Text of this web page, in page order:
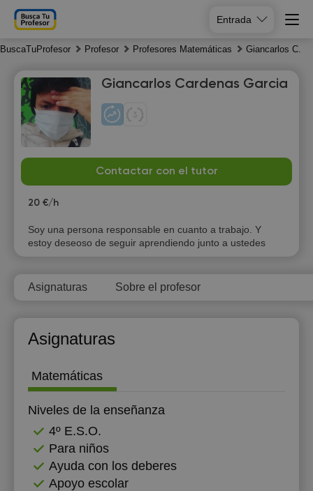
Entrada
BuscaTuProfesor Profesor Profesores Matemáticas Giancarlos C.
Giancarlos Cardenas Garcia
Contactar con el tutor
20 €/h
Soy una persona responsable en cuanto a trabajo. Y
estoy deseoso de seguir aprendiendo junto a ustedes
Asignaturas Sobre el profesor
Asignaturas
Matemáticas
Niveles de la enseñanza
4º E.S.O.
Para niños
Ayuda con los deberes
Apoyo escolar
7
Sa
8
Su
9
10
10:00
10:30